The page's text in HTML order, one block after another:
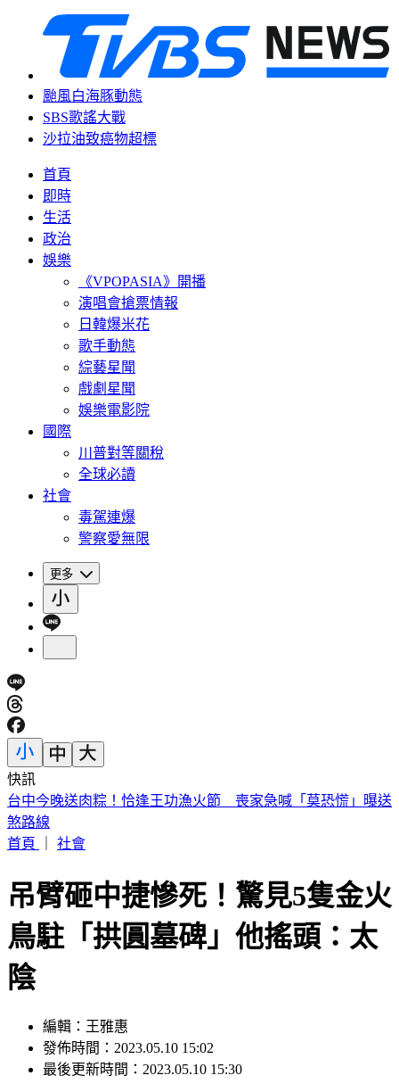
颱風白海豚動態
SBS歌謠大戰
沙拉油致癌物超標
首頁
即時
生活
政治
娛樂
《VPOPASIA》開播
演唱會搶票情報
日韓爆米花
歌手動態
綜藝星聞
戲劇星聞
娛樂電影院
國際
川普對等關稅
全球必讀
社會
毒駕連爆
警察愛無限
更多
快訊
獨／酒駕、三寶超車都來！我外交官狂飆156公里 遭日內瓦
警關切
首頁
社會
吊臂砸中捷慘死！驚見5隻金火
鳥駐「拱圓墓碑」他搖頭：太
陰
編輯：王雅惠
發佈時間：2023.05.10 15:02
最後更新時間：2023.05.10 15:30